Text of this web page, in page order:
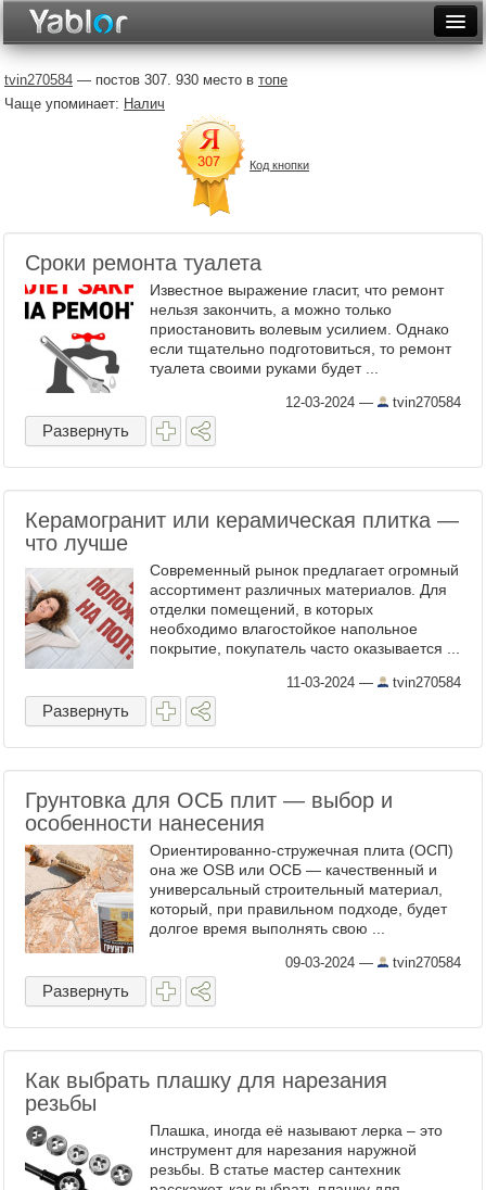
Месяц
Рейтинги
Архив
Видеотоп
tvin270584 — постов 307. 930 место в топе
Чаще упоминает: Налич
Код кнопки
Сроки ремонта туалета
Известное выражение гласит, что ремонт
нельзя закончить, а можно только
приостановить волевым усилием. Однако
если тщательно подготовиться, то ремонт
туалета своими руками будет ...
12-03-2024 — tvin270584
Развернуть
Керамогранит или керамическая плитка —
что лучше
Современный рынок предлагает огромный
ассортимент различных материалов. Для
отделки помещений, в которых
необходимо влагостойкое напольное
покрытие, покупатель часто оказывается ...
11-03-2024 — tvin270584
Развернуть
Грунтовка для ОСБ плит — выбор и
особенности нанесения
Ориентированно-стружечная плита (ОСП)
она же OSB или ОСБ — качественный и
универсальный строительный материал,
который, при правильном подходе, будет
долгое время выполнять свою ...
09-03-2024 — tvin270584
Развернуть
Как выбрать плашку для нарезания
резьбы
Плашка, иногда её называют лерка – это
инструмент для нарезания наружной
резьбы. В статье мастер сантехник